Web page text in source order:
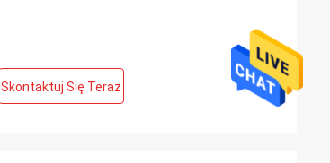
Skontaktuj Się Teraz